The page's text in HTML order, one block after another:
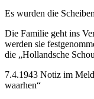
Es wurden die
Die Familie geht ins
werden sie
die „Hollandsche
7.4.1943 Notiz im
waarhen“